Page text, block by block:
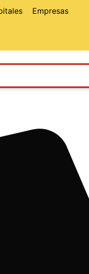
Empresas